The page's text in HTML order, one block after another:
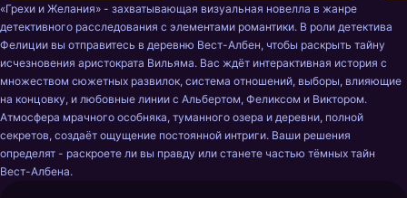
«Грехи и Желания» - захватывающая визуальная новелла в жанре
детективного расследования с элементами романтики. В роли детектива
Фелиции вы отправитесь в деревню Вест-Албен, чтобы раскрыть тайну
исчезновения аристократа Вильяма. Вас ждёт интерактивная история с
множеством сюжетных развилок, система отношений, выборы, влияющие
на концовку, и любовные линии с Альбертом, Феликсом и Виктором.
Атмосфера мрачного особняка, туманного озера и деревни, полной
секретов, создаёт ощущение постоянной интриги. Ваши решения
определят - раскроете ли вы правду или станете частью тёмных тайн
Вест-Албена.